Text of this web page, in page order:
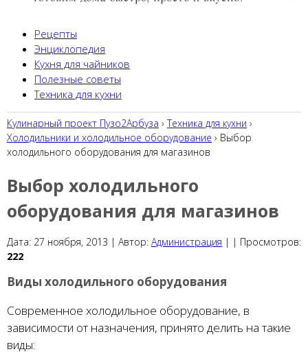
Рецепты
Энциклопедия
Кухня для чайников
Полезные советы
Техника для кухни
Кулинарный проект Пузо2Aрбуза ›Техника для кухни ›
Холодильники и холодильное оборудование › Выбор
холодильного оборудования для магазинов
Выбор холодильного
оборудования для магазинов
Дата: 27 ноября, 2013 | Автор: Администрация | | Просмотров:
222
Виды холодильного оборудования
Современное холодильное оборудование, в
зависимости от назначения, принято делить на такие
виды: